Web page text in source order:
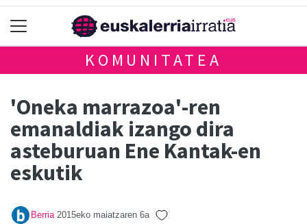
KOMUNITATEA
'Oneka marrazoa'-ren
emanaldiak izango dira
asteburuan Ene Kantak-en
eskutik
Berria 2015eko maiatzaren 6a